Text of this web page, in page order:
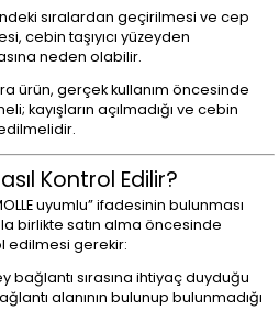
sıralardan geçirilmesi ve cep
cebin taşıyıcı yüzeyden
neden olabilir.
ürün, gerçek kullanım öncesinde
kayışların açılmadığı ve cebin
Kontrol Edilir?
uyumlu” ifadesinin bulunması
birlikte satın alma öncesinde
edilmesi gerekir:
bağlantı sırasına ihtiyaç duyduğu
alanının bulunup bulunmadığı